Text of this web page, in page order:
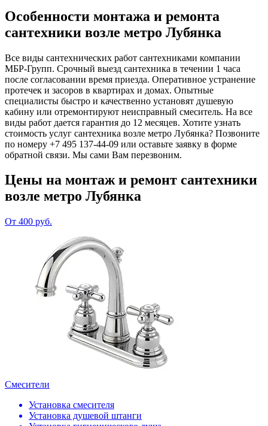
Особенности монтажа и ремонта
сантехники возле метро Лубянка
Все виды сантехнических работ сантехниками компании
МБР-Групп. Срочный выезд сантехника в течении 1 часа
после согласовании время приезда. Оперативное устранение
протечек и засоров в квартирах и домах. Опытные
специалисты быстро и качественно установят душевую
кабину или отремонтируют неисправный смеситель. На все
виды работ дается гарантия до 12 месяцев. Хотите узнать
стоимость услуг сантехника возле метро Лубянка? Позвоните
по номеру +7 495 137-44-09 или оставьте заявку в форме
обратной связи. Мы сами Вам перезвоним.
Цены на монтаж и ремонт сантехники
возле метро Лубянка
От 400 руб.
Смесители
Установка смесителя
Установка душевой штанги